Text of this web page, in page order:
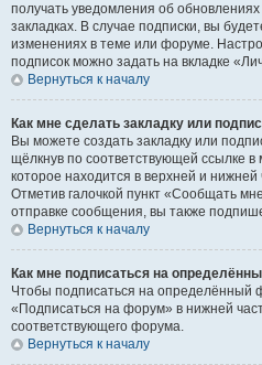
получать уведомления об
закладках. В случае подписки, вы
изменениях в теме или форуме.
подписок можно задать на вкладке
Вернуться к началу
Как мне сделать закладку или
Вы можете создать закладку или
щёлкнув по соответствующей ссылке
которое находится в верхней и
Отметив галочкой пункт «Сообщать
отправке сообщения, вы также
Вернуться к началу
Как мне подписаться на
Чтобы подписаться на определённый
«Подписаться на форум» в нижней
соответствующего форума.
Вернуться к началу